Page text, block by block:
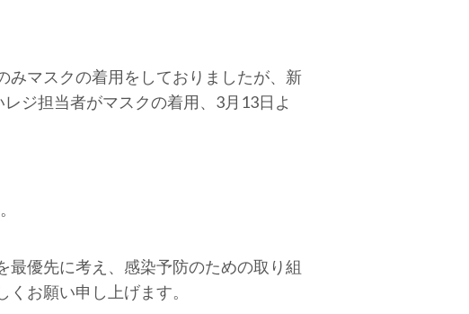
みマスクの着用をしておりましたが、新
ジ担当者がマスクの着用、3月13日よ
優先に考え、感染予防のための取り組
お願い申し上げます。